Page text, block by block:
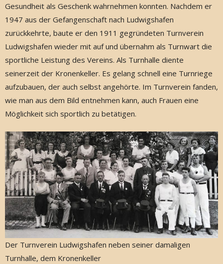
Gesundheit als Geschenk wahrnehmen konnten. Nachdem er
1947 aus der Gefangenschaft nach Ludwigshafen
zurückkehrte, baute er den 1911 gegründeten Turnverein
Ludwigshafen wieder mit auf und übernahm als Turnwart die
sportliche Leistung des Vereins. Als Turnhalle diente
seinerzeit der Kronenkeller. Es gelang schnell eine Turnriege
aufzubauen, der auch selbst angehörte. Im Turnverein fanden,
wie man aus dem Bild entnehmen kann, auch Frauen eine
Möglichkeit sich sportlich zu betätigen.
Der Turnverein Ludwigshafen neben seiner damaligen
Turnhalle, dem Kronenkeller